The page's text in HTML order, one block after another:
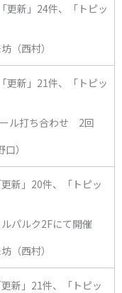
更新」24件、「トピッ
（西村）
更新」21件、「トピッ
ル打ち合わせ 2回
）
新」20件、「トピッ
パルク2Fにて開催
（西村）
新」21件、「トピッ